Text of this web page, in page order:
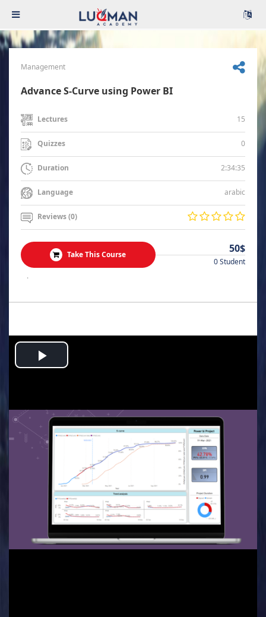
Management
Advance S-Curve using Power BI
Lectures 15
Quizzes 0
Duration 2:34:35
Language arabic
Reviews (0)
Take This Course 50$
0 Student
.
Play